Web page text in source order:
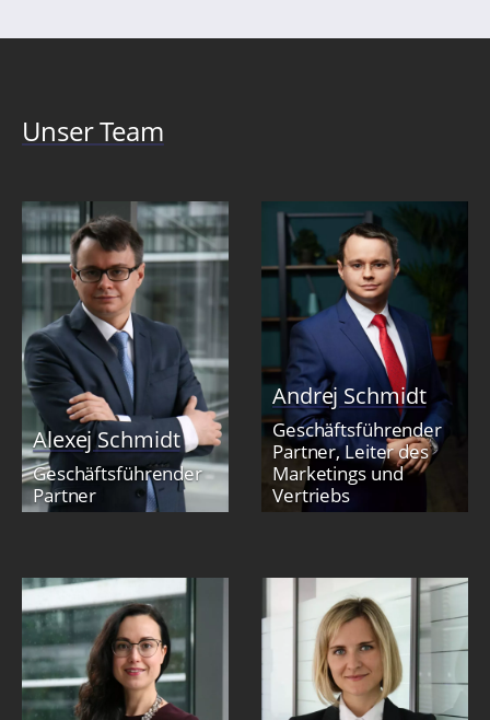
Unser Team
Alexej Schmidt
Geschäftsführender
Partner
Andrej Schmidt
Geschäftsführender
Partner, Leiter des
Marketings und
Vertriebs